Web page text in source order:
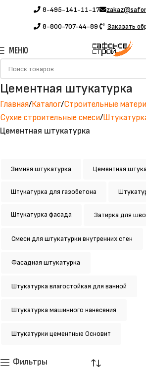
8-495-141-11-17
8-800-707-44-89 Заказать
МЕНЮ
Цементная штукатурка
Главная Каталог Строительные
Сухие строительные смеси
Цементная штукатурка
Зимняя штукатурка Цементная
Штукатурка для газобетона
Штукатурка фасада Затирка для
Смеси для штукатурки внутренних стен
Фасадная штукатурка
Штукатурка влагостойкая для ванной
Штукатурка машинного нанесения
Штукатурки цементные Основит
Фильтры